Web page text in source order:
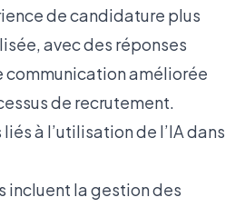
de candidature plus
avec des réponses
communication améliorée
de recrutement.
à l’utilisation de l’IA dans
incluent la gestion des